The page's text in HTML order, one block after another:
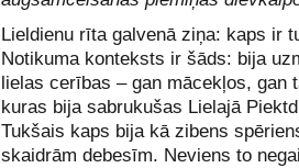
Lieldienu rīta galvenā ziņa: kaps ir
Notikuma konteksts ir šāds: bija
lielas cerības – gan mācekļos, gan
kuras bija sabrukušas Lielajā
Tukšais kaps bija kā zibens
skaidrām debesīm. Neviens to